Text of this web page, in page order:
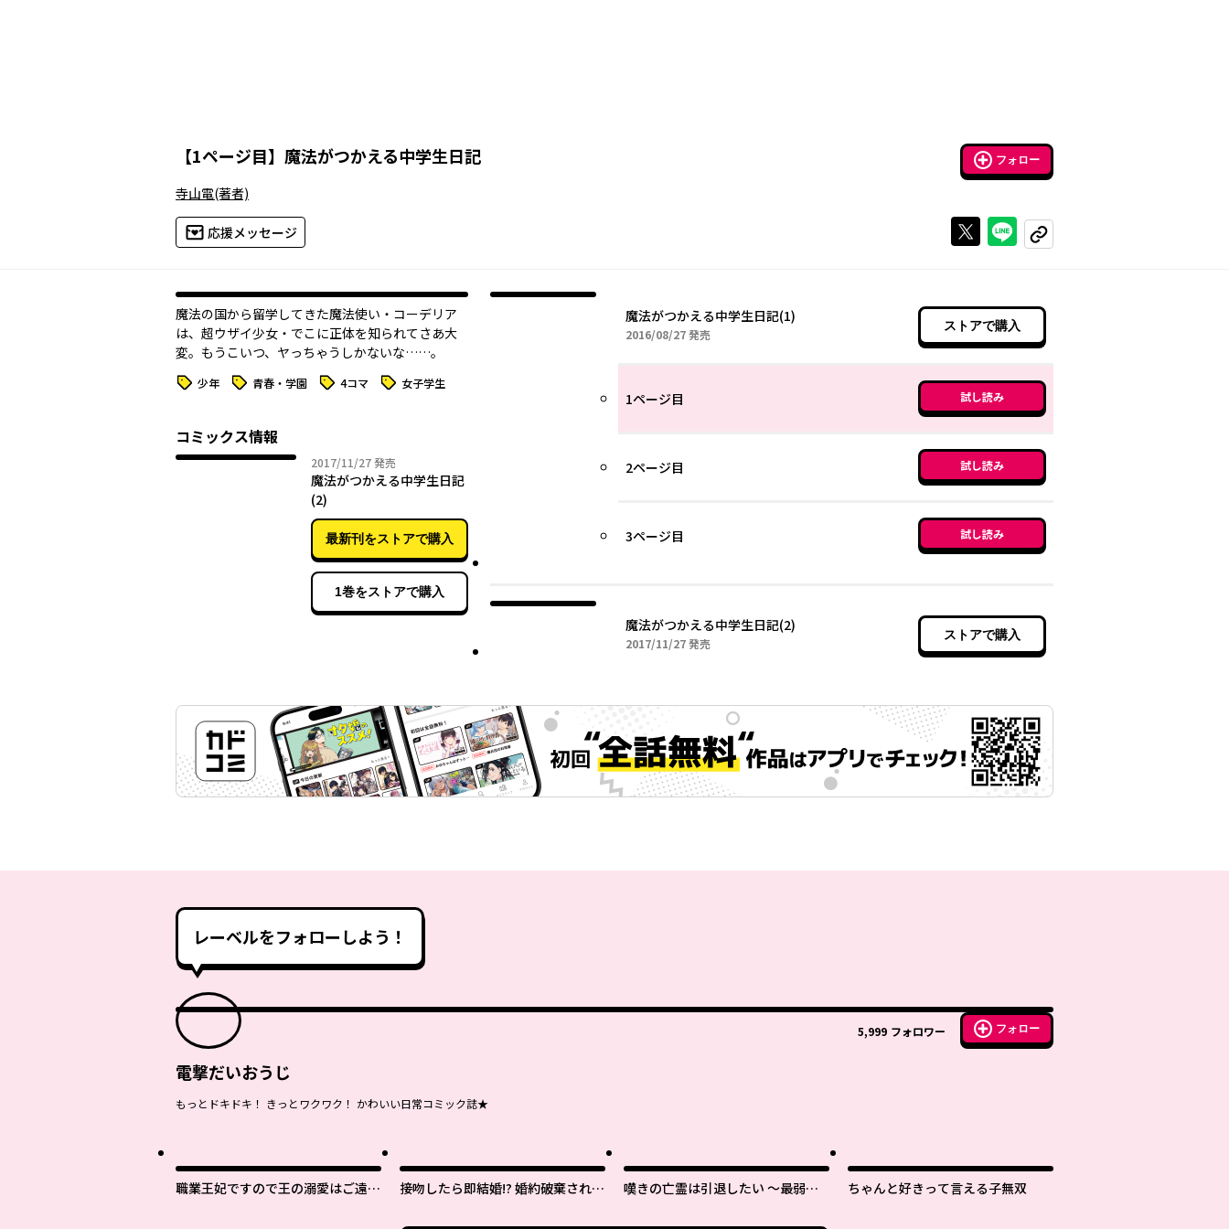
【1ページ目】 魔法がつかえる中学生日記 フォロー
寺山電(著者)
応援メッセージ Xで投稿するラインでシェアする
コピーする
魔法の国から留学してきた魔法使い・コーデリア
は、超ウザイ少女・でこに正体を知られてさあ大
変。もうこいつ、ヤっちゃうしかないな……。
タグ 少年 タグ 青春・学園 タグ 4コマ タグ 女子学生
コミックス情報
2017/11/272017年11月27日
発売
魔法がつかえる中学生日記
(2)
最新刊をストアで購入
1巻をストアで購入
魔法がつかえる中学生日記(1)
2016/08/272016年08月27日
発売
ストアで購入
1ページ目 試し読み
2ページ目 試し読み
3ページ目 試し読み
魔法がつかえる中学生日記(2)
2017/11/272017年11月27日
発売
ストアで購入
レーベルをフォローしよう！
5,999 フォロワー フォロー
電撃だいおうじ
もっとドキドキ！ きっとワクワク！ かわいい日常コミック誌★
職業王妃ですので王の溺愛はご遠慮
接吻したら即結婚!? 婚約破棄された
した
嘆きの亡霊は引退したい ～最弱ハ
ちゃんと好きって言える子無双